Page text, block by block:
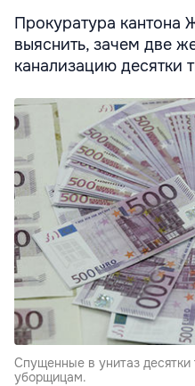
Прокуратура кантона
выяснить, зачем две
канализацию десятки
Спущенные в унитаз десятки
уборщицам.